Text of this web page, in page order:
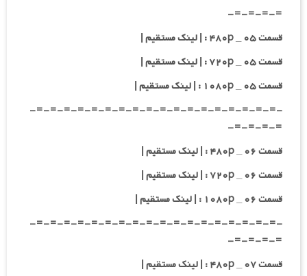
=-=-=-=-
قسمت ۰۵ _ ۴۸۰p : | لینک مستقیم |
قسمت ۰۵ _ ۷۲۰p : | لینک مستقیم |
قسمت ۰۵ _ ۱۰۸۰p : | لینک مستقیم |
-=-=-=-=-=-=-=-=-=-=-=-=-=-=-=-=-=-=-
=-=-=-=-
قسمت ۰۶ _ ۴۸۰p : | لینک مستقیم |
قسمت ۰۶ _ ۷۲۰p : | لینک مستقیم |
قسمت ۰۶ _ ۱۰۸۰p : | لینک مستقیم |
-=-=-=-=-=-=-=-=-=-=-=-=-=-=-=-=-=-=-
=-=-=-=-
قسمت ۰۷ _ ۴۸۰p : | لینک مستقیم |